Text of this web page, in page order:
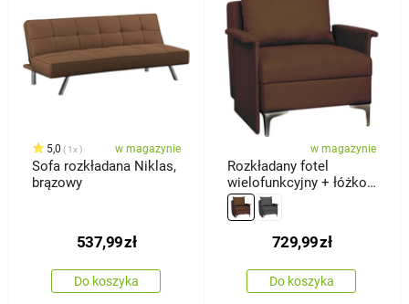
5,0 1x w magazynie
Sofa rozkładana Niklas,
brązowy
537,99zł
Do koszyka
w magazynie
Rozkładany fotel
wielofunkcyjny + łóżko
Baron, brązowy
729,99zł
Do koszyka